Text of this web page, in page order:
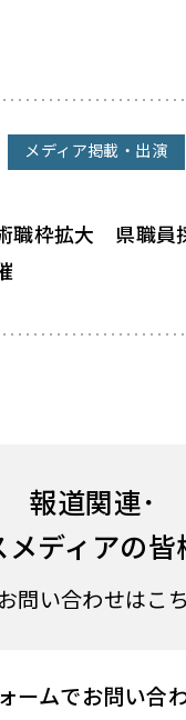
メディア掲載・出演
職枠拡大 県職員
報道関連･
メディアの皆
問い合わせはこ
ームでお問い合